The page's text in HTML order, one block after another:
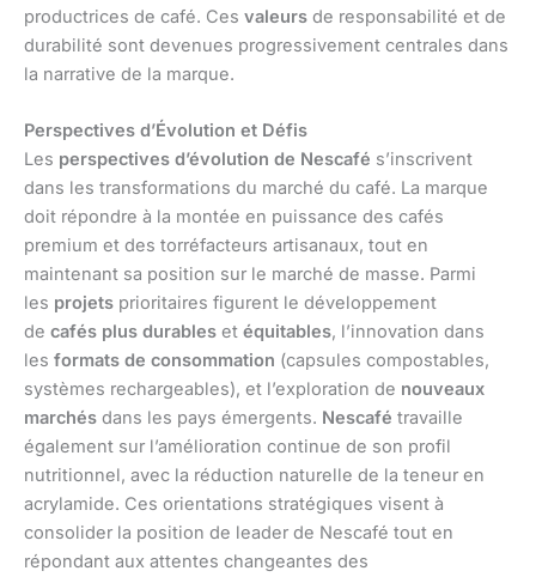
productrices de café. Ces valeurs de responsabilité et de
durabilité sont devenues progressivement centrales dans
la narrative de la marque.
Perspectives d’Évolution et Défis
Les perspectives d’évolution de Nescafé s’inscrivent
dans les transformations du marché du café. La marque
doit répondre à la montée en puissance des cafés
premium et des torréfacteurs artisanaux, tout en
maintenant sa position sur le marché de masse. Parmi
les projets prioritaires figurent le développement
de cafés plus durables et équitables, l’innovation dans
les formats de consommation (capsules compostables,
systèmes rechargeables), et l’exploration de nouveaux
marchés dans les pays émergents. Nescafé travaille
également sur l’amélioration continue de son profil
nutritionnel, avec la réduction naturelle de la teneur en
acrylamide. Ces orientations stratégiques visent à
consolider la position de leader de Nescafé tout en
répondant aux attentes changeantes des